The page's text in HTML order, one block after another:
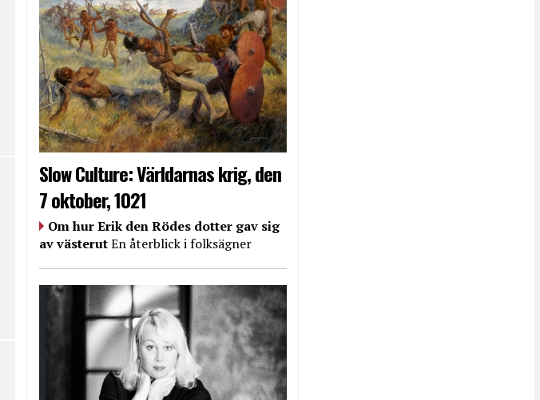
Slow Culture: Världarnas krig, den
7 oktober, 1021
Om hur Erik den Rödes dotter gav sig
av västerutEn återblick i folksägner